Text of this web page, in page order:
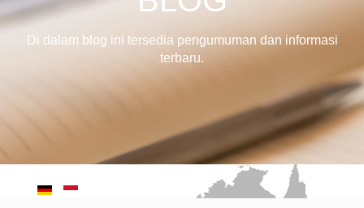
Di dalam blog ini tersedia pengumuman dan informasi
terbaru.